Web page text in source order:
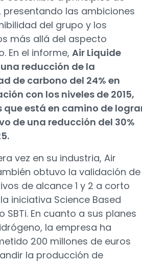
presentando las ambiciones
del grupo y los
más allá del aspecto
En el informe, Air Liquide
reducción de la
de carbono del 24% en
con los niveles de 2015,
que está en camino de
de una reducción del 30%
vez en su industria, Air
obtuvo la validación de
de alcance 1 y 2 a corto
iniciativa Science Based
SBTi. En cuanto a sus planes
la empresa ha
200 millones de euros
la producción de